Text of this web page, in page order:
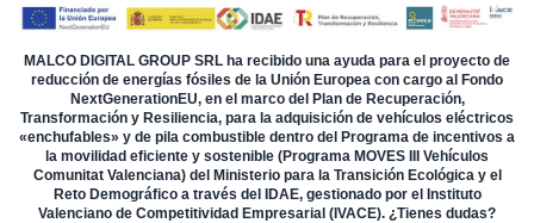
MALCO DIGITAL GROUP SRL ha recibido una ayuda para el proyecto de
reducción de energías fósiles de la Unión Europea con cargo al Fondo
NextGenerationEU, en el marco del Plan de Recuperación,
Transformación y Resiliencia, para la adquisición de vehículos eléctricos
«enchufables» y de pila combustible dentro del Programa de incentivos a
la movilidad eficiente y sostenible (Programa MOVES III Vehículos
Comunitat Valenciana) del Ministerio para la Transición Ecológica y el
Reto Demográfico a través del IDAE, gestionado por el Instituto
Valenciano de Competitividad Empresarial (IVACE). ¿Tienes dudas?